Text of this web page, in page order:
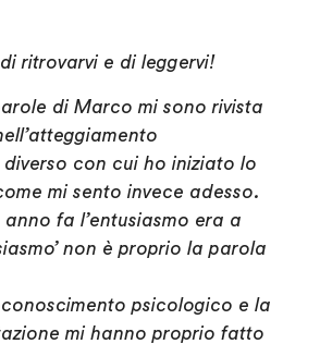
ritrovarvi e di leggervi!
di Marco mi sono rivista
con cui ho iniziato lo
mi sento invece adesso.
fa l’entusiasmo era a
non è proprio la parola
psicologico e la
mi hanno proprio fatto